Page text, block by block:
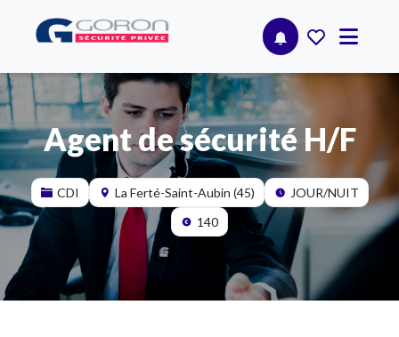
Agent de sécurité H/F
CDI La Ferté-Saint-Aubin (45)
JOUR/NUIT
140